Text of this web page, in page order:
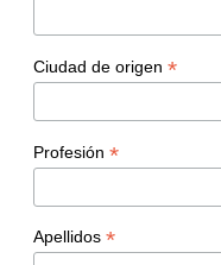
Ciudad de origen *
Profesión *
Apellidos *